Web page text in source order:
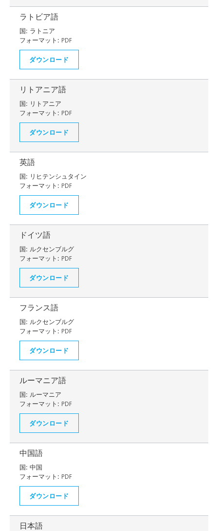
ラトビア語
国: ラトニア
フォーマット: PDF
ダウンロード
リトアニア語
国: リトアニア
フォーマット: PDF
ダウンロード
英語
国: リヒテンシュタイン
フォーマット: PDF
ダウンロード
ドイツ語
国: ルクセンブルグ
フォーマット: PDF
ダウンロード
フランス語
国: ルクセンブルグ
フォーマット: PDF
ダウンロード
ルーマニア語
国: ルーマニア
フォーマット: PDF
ダウンロード
中国語
国: 中国
フォーマット: PDF
ダウンロード
日本語